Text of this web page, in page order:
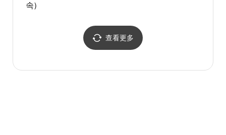
속）
查看更多